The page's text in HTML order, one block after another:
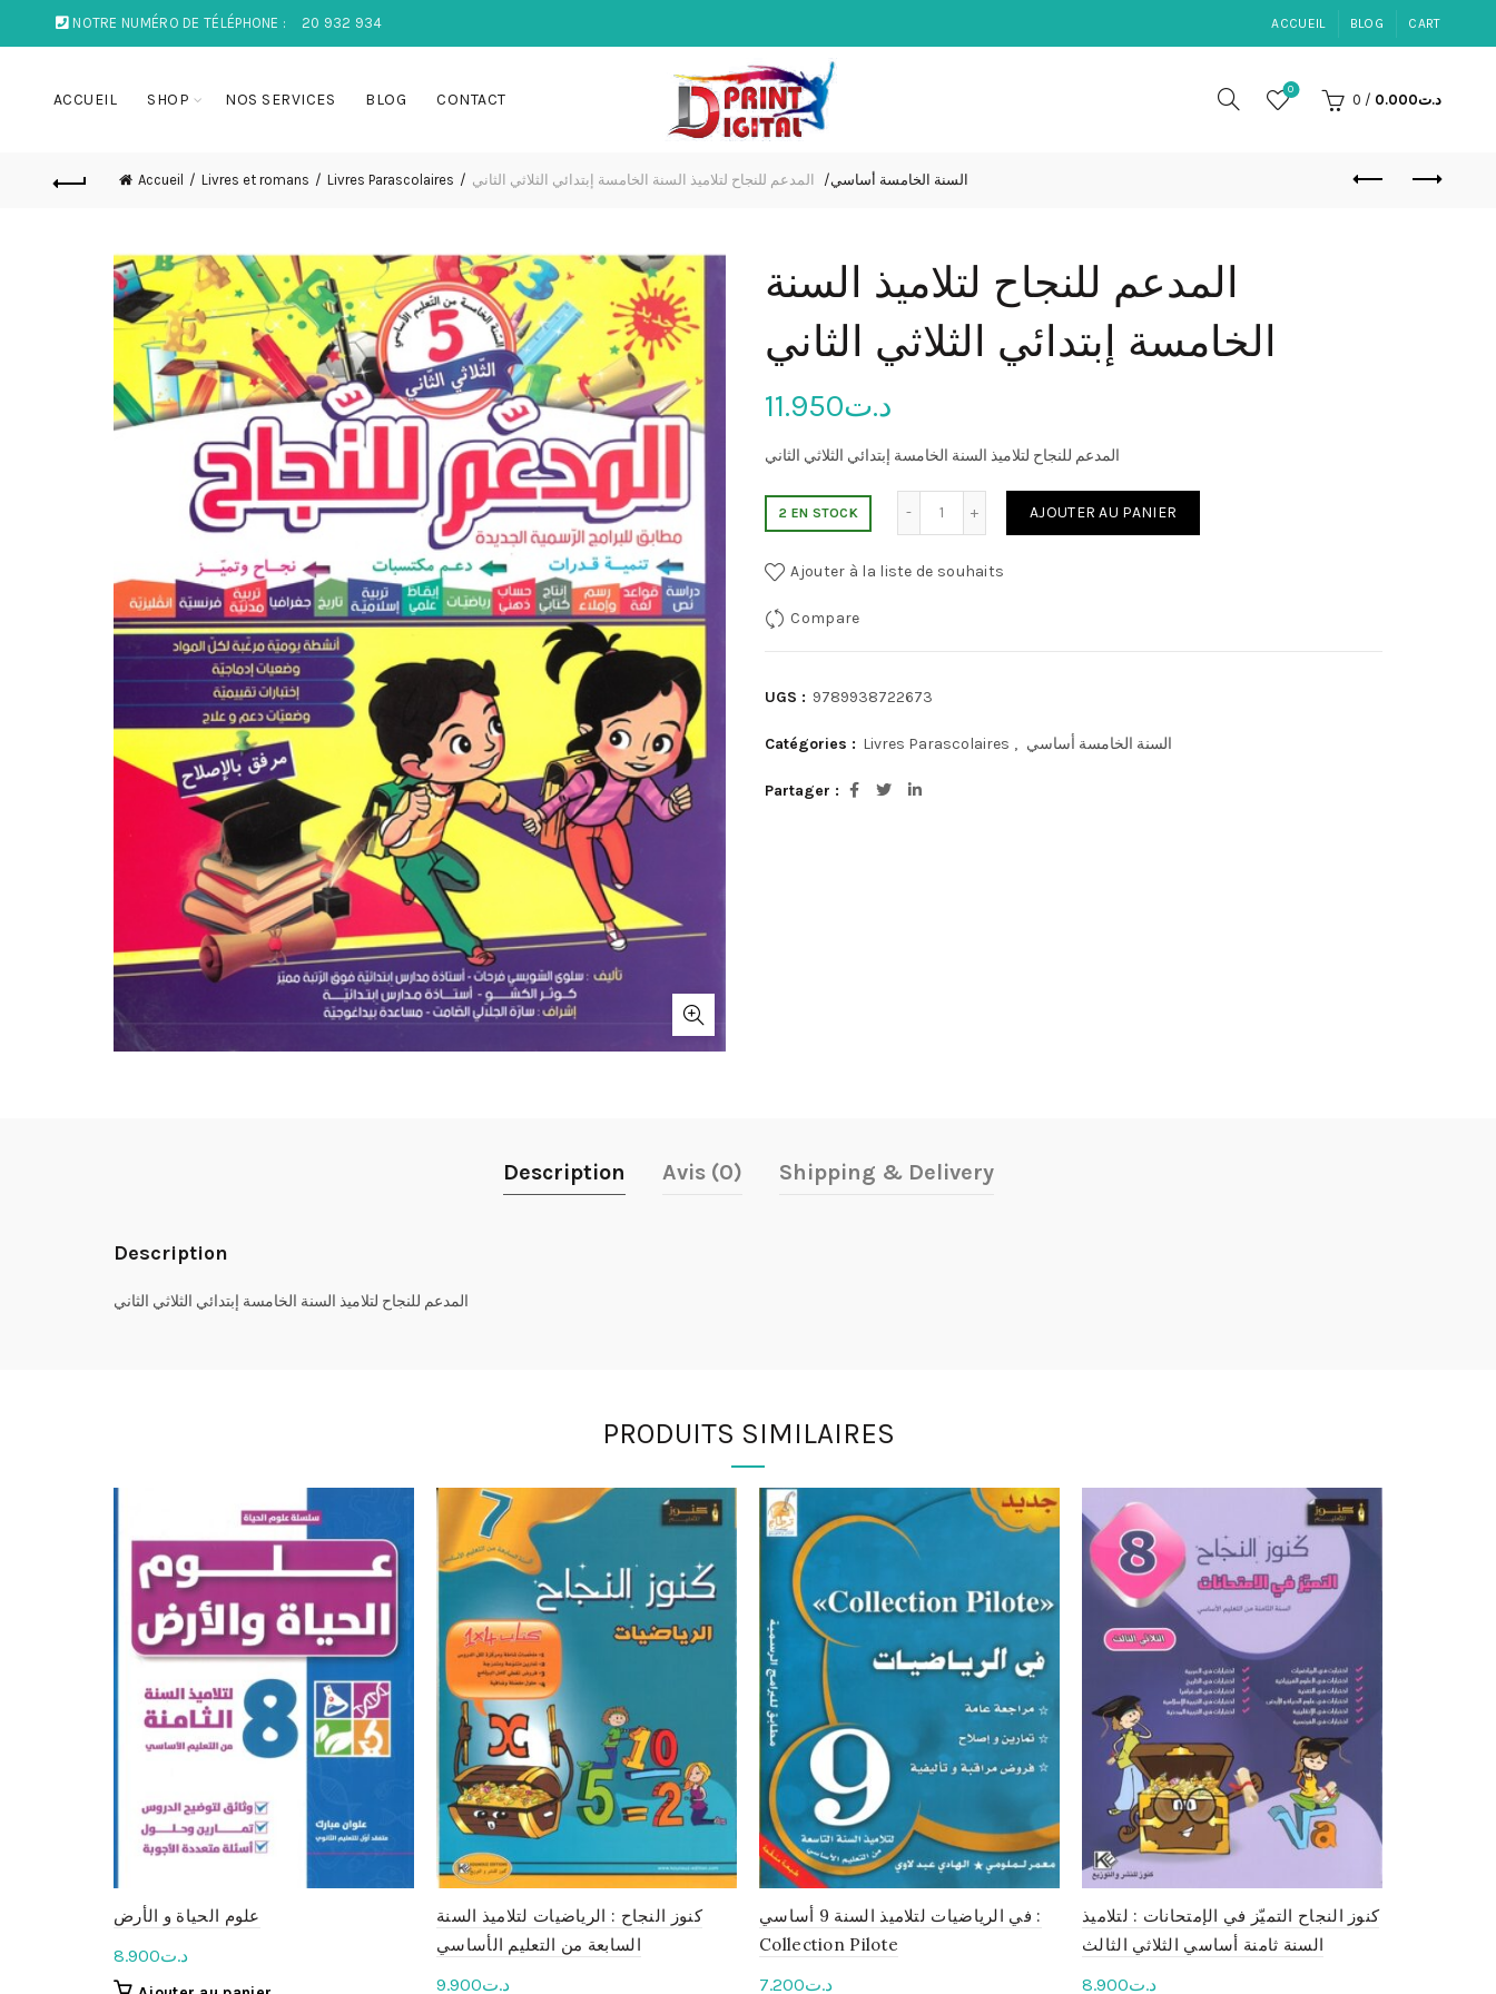
NOTRE NUMÉRO DE TÉLÉPHONE : 20 932 934 ACCUEIL BLOG CART
ACCUEIL SHOP NOS SERVICES BLOG CONTACT
0
0 / د.ت0.000
Accueil Livres et romans Livres Parascolaires السنة الخامسة أساسي المدعم للنجاح لتلاميذ السنة الخامسة إبتدائي الثلاثي الثاني
المدعم للنجاح لتلاميذ السنة
الخامسة إبتدائي الثلاثي الثاني
د.ت11.950
المدعم للنجاح لتلاميذ السنة الخامسة إبتدائي الثلاثي الثاني
2 EN STOCK AJOUTER AU PANIER
Ajouter à la liste de souhaits
Compare
UGS : 9789938722673
Catégories : Livres Parascolaires , السنة الخامسة أساسي
Partager
Description Avis (0) Shipping & Delivery
Description
المدعم للنجاح لتلاميذ السنة الخامسة إبتدائي الثلاثي الثاني
PRODUITS SIMILAIRES
علوم الحياة و الأرض
د.ت8.900
كنوز النجاح : الرياضيات لتلاميذ السنة
السابعة من التعليم الأساسي
د.ت9.900
في الرياضيات لتلاميذ السنة 9 أساسي :
Collection Pilote
د.ت7.200
كنوز النجاح التميّز في الإمتحانات : لتلاميذ
السنة ثامنة أساسي الثلاثي الثالث
د.ت8.900